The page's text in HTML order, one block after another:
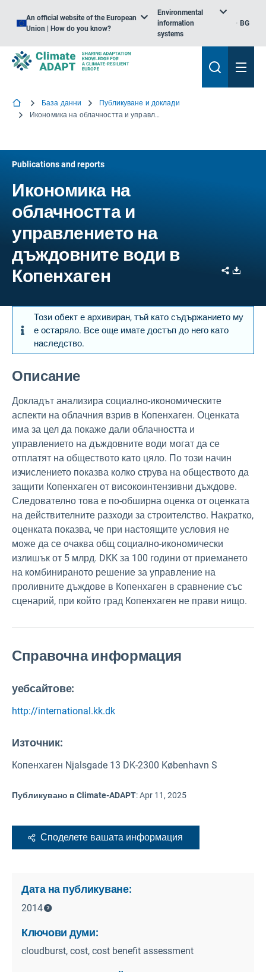
An official website of the European
Union | How do you know?
Environmental
information
systems
BG
База данни
Публикуване и доклади
Икономика на облачността и управлението на дъждовните води в Копенхаген
Publications and reports
Икономика на
облачността и
управлението на
дъждовните води в
Копенхаген
Share
Този обект е архивиран, тъй като съдържанието му
е остаряло. Все още имате достъп до него като
наследство.
Описание
Докладът анализира социално-икономическите
аспекти на облачния взрив в Копенхаген. Оценката
има за цел да покаже дали облачността и
управлението на дъждовните води могат да се
отплатят на обществото като цяло. По този начин
изчислението показва колко струва на обществото да
защити Копенхаген от високоинтензивни дъждове.
Следователно това е по-обширна оценка от оценката
на действителните разходи за строителство. Накратко,
оценката показва, че при настоящите условия не
може да се очаква общ социално-икономически
излишък от 5 млрд. DKK за 100 години от приемането
на комбинираното решение за управление на
проливните дъждове в Копенхаген в сравнение със
сценарий, при който град Копенхаген не прави нищо.
Справочна информация
уебсайтове:
http://international.kk.dk
Източник:
Копенхаген Njalsgade 13 DK-2300 København S
Публикувано в Climate-ADAPT:Apr 11, 2025
Споделете вашата информация
Дата на публикуване:
2014
Ключови думи:
cloudburst, cost, cost benefit assessment